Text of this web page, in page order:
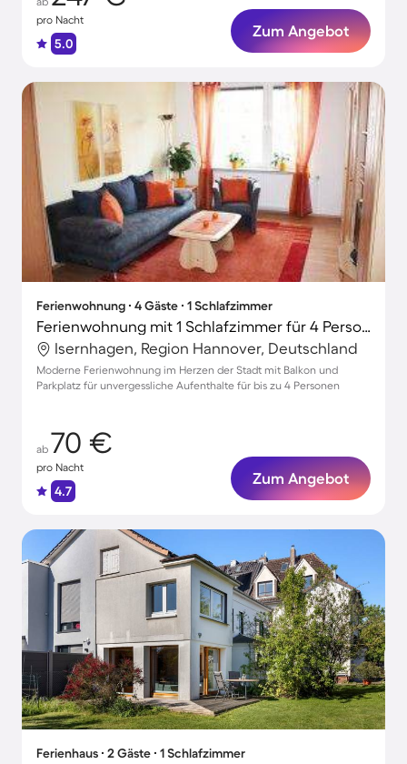
pro Nacht
5.0
Zum Angebot
Ferienwohnung ∙ 4 Gäste ∙ 1 Schlafzimmer
Ferienwohnung mit 1 Schlafzimmer für 4 Personen
Isernhagen, Region Hannover, Deutschland
Moderne Ferienwohnung im Herzen der Stadt mit Balkon und
Parkplatz für unvergessliche Aufenthalte für bis zu 4 Personen
ab 70 €
pro Nacht
4.7
Zum Angebot
Ferienhaus ∙ 2 Gäste ∙ 1 Schlafzimmer